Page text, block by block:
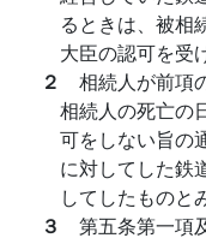
るときは、被相
大臣の認可を受
２ 相続人が前項
相続人の死亡の
可をしない旨の
に対してした鉄
してしたものと
３ 第五条第一項